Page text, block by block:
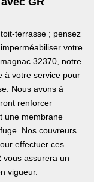
terrasse ; pensez
votre
32370, notre
à votre service pour
Nous avons à
renforcer
une membrane
Nos couvreurs
effectuer ces
vous assurera un
vigueur.